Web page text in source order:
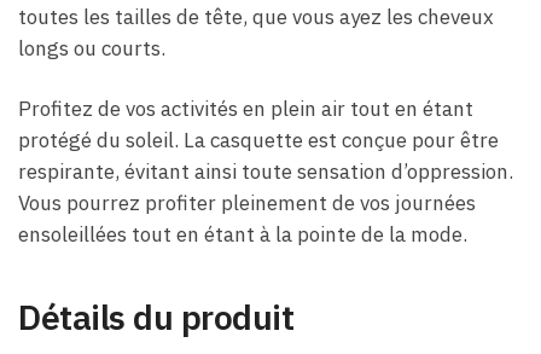
toutes les tailles de tête, que vous ayez les cheveux
longs ou courts.
Profitez de vos activités en plein air tout en étant
protégé du soleil. La casquette est conçue pour être
respirante, évitant ainsi toute sensation d’oppression.
Vous pourrez profiter pleinement de vos journées
ensoleillées tout en étant à la pointe de la mode.
Détails du produit